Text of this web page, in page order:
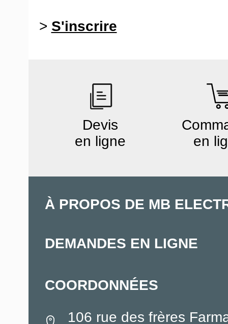
> S'inscrire
Devis
en ligne
en
À PROPOS DE MB
DEMANDES EN LIGNE
COORDONNÉES
106 rue des frères